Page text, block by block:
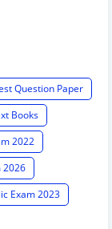
Question Paper
Books
2022
2026
Exam 2023